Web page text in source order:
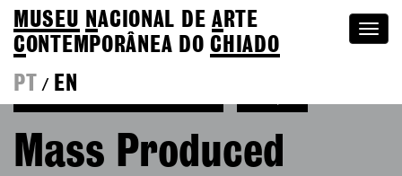
MUSEU NACIONAL DEA RTE
CONTEMPORÂNEA DOCHIADO
PT
/ EN
Mass Produced